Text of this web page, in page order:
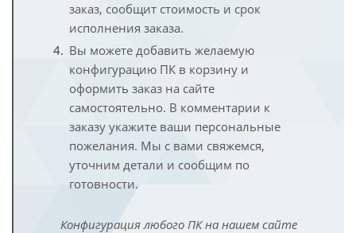
заказ, сообщит стоимость и срок
исполнения заказа.
Вы можете добавить желаемую
конфигурацию ПК в корзину и
оформить заказ на сайте
самостоятельно. В комментарии к
заказу укажите ваши персональные
пожелания. Мы с вами свяжемся,
уточним детали и сообщим по
готовности.
Конфигурация любого ПК на нашем сайте